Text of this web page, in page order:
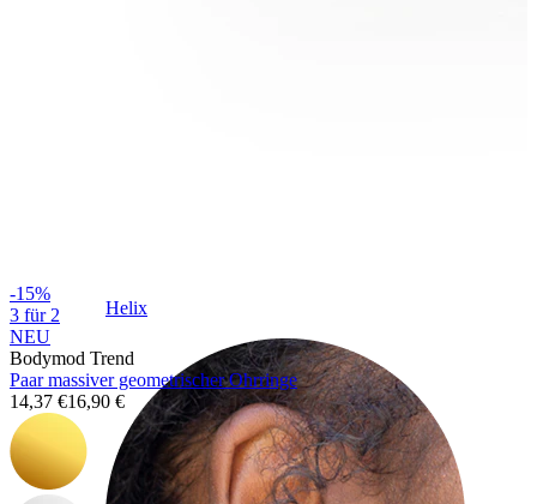
Helix
-15%
3 für 2
NEU
Bodymod Trend
Paar massiver geometrischer Ohrringe
14,37 €16,90 €